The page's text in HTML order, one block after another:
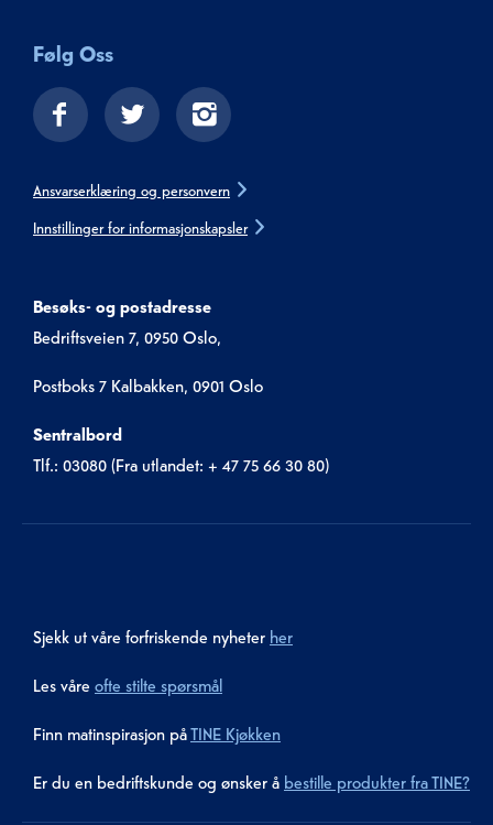
Følg Oss
Ansvarserklæring og personvern
Innstillinger for informasjonskapsler
Besøks- og postadresse
Bedriftsveien 7, 0950 Oslo,
Postboks 7 Kalbakken, 0901 Oslo
Sentralbord
Tlf.: 03080 (Fra utlandet: + 47 75 66 30 80)
Sjekk ut våre forfriskende nyheter her
Les våre ofte stilte spørsmål
Finn matinspirasjon påTINE Kjøkken
Er du en bedriftskunde og ønsker å bestille produkter fra TINE?